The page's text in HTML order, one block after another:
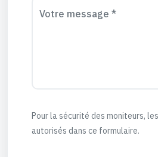
Votre message *
Pour la sécurité des moniteurs,
autorisés dans ce formulaire.